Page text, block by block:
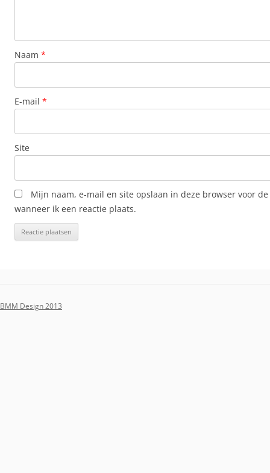
Naam *
E-mail *
Site
Mijn naam, e-mail en site opslaan in deze browser voor
wanneer ik een reactie plaats.
BMM Design 2013